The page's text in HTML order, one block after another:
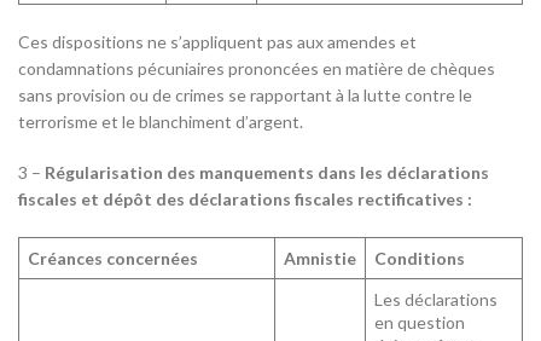
Ces dispositions ne s’appliquent pas aux amendes et
condamnations pécuniaires prononcées en matière de chèques
sans provision ou de crimes se rapportant à la lutte contre le
terrorisme et le blanchiment d’argent.
3 – Régularisation des manquements dans les déclarations
fiscales et dépôt des déclarations fiscales rectificatives :
Créances concernées Amnistie Conditions
Les déclarations
en question